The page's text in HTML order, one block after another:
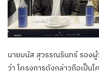
นายมนัส สุวรรณรินทร์ รองผู้
ว่า โครงการดังกล่าวถือเป็